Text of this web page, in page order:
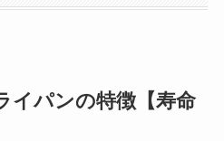
イパンの特徴【寿命